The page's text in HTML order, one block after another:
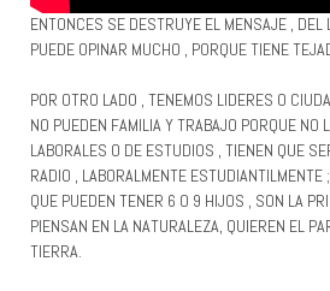
ENTONCES SE DESTRUYE EL MENSAJE , DEL
PUEDE OPINAR MUCHO , PORQUE TIENE
POR OTRO LADO , TENEMOS LIDERES O
NO PUEDEN FAMILIA Y TRABAJO PORQUE NO
LABORALES O DE ESTUDIOS , TIENEN QUE
RADIO , LABORALMENTE ESTUDIANTILMENTE
QUE PUEDEN TENER 6 O 9 HIJOS , SON LA
PIENSAN EN LA NATURALEZA, QUIEREN EL
TIERRA.